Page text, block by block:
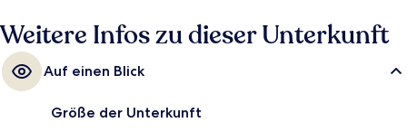
Weitere Infos zu dieser Unterkunft
Auf einen Blick
Größe der Unterkunft